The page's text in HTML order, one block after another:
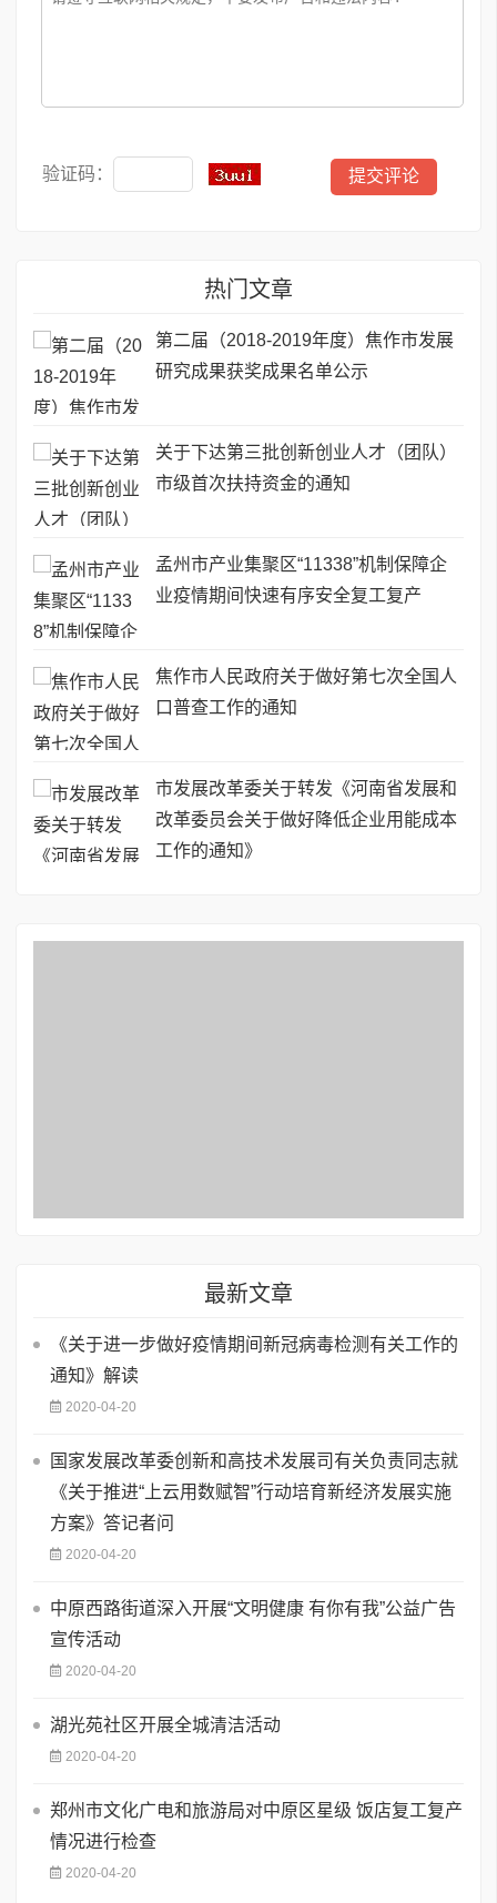
验证码：
热门文章
第二届（2018-2019年度）焦作市发展
研究成果获奖成果名单公示
关于下达第三批创新创业人才（团队）
市级首次扶持资金的通知
孟州市产业集聚区“11338”机制保障企
业疫情期间快速有序安全复工复产
焦作市人民政府关于做好第七次全国人
口普查工作的通知
市发展改革委关于转发《河南省发展和
改革委员会关于做好降低企业用能成本
工作的通知》
最新文章
《关于进一步做好疫情期间新冠病毒检测有关工作的
通知》解读
2020-04-20
国家发展改革委创新和高技术发展司有关负责同志就
《关于推进“上云用数赋智”行动培育新经济发展实施
方案》答记者问
2020-04-20
中原西路街道深入开展“文明健康 有你有我”公益广告
宣传活动
2020-04-20
湖光苑社区开展全城清洁活动
2020-04-20
郑州市文化广电和旅游局对中原区星级 饭店复工复产
情况进行检查
2020-04-20